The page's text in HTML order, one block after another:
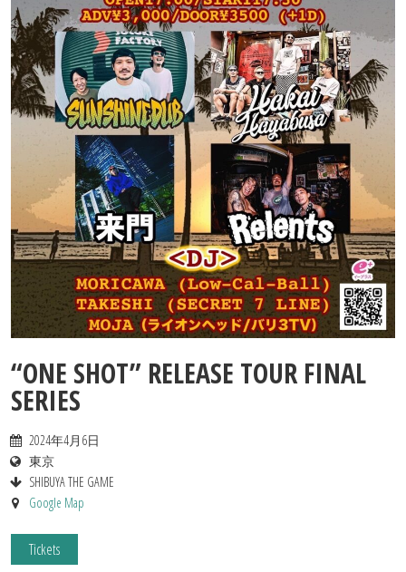
Contact
“ONE SHOT” RELEASE TOUR FINAL
SERIES
2024年4月6日
東京
SHIBUYA THE GAME
Google Map
Tickets